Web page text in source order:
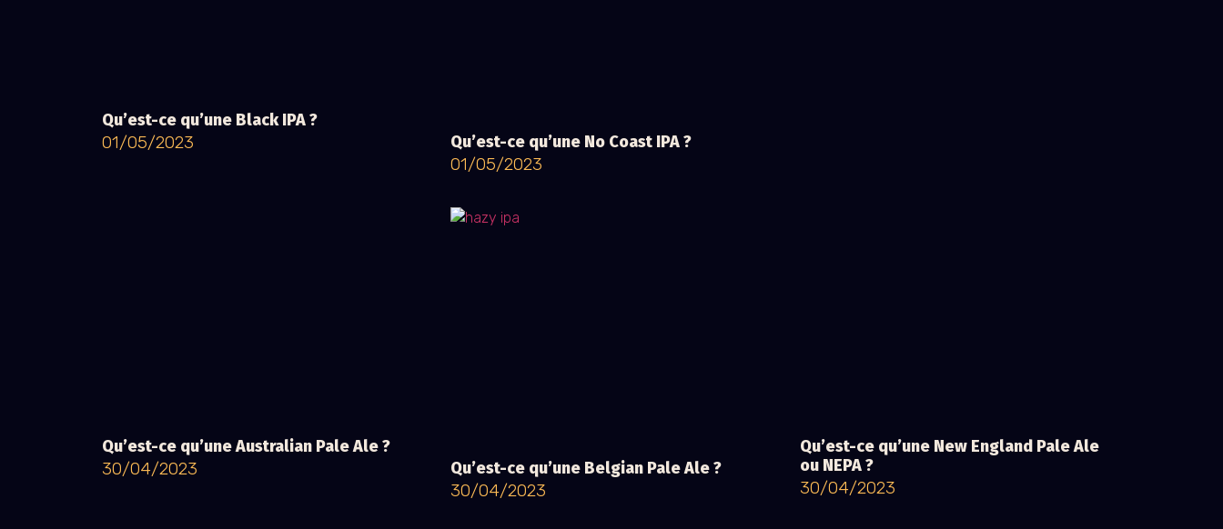
Qu’est-ce qu’une Black IPA ?
01/05/2023 Qu’est-ce qu’une No Coast IPA ?
01/05/2023
Qu’est-ce qu’une Australian Pale Ale ?
30/04/2023 Qu’est-ce qu’une Belgian Pale Ale ?
30/04/2023
Qu’est-ce qu’une New England Pale Ale
ou NEPA ?
30/04/2023